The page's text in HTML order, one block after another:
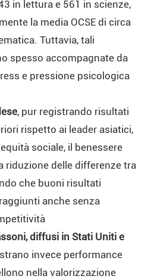
in lettura e 561 in scienze,
la media OCSE di circa
Tuttavia, tali
spesso accompagnate da
e pressione psicologica
, pur registrando risultati
rispetto ai leader asiatici,
sociale, il benessere
riduzione delle differenze tra
che buoni risultati
anche senza
diffusi in Stati Uniti e
invece performance
nella valorizzazione